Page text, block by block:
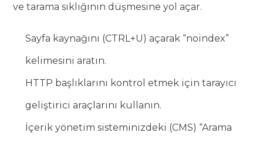
ve tarama sıklığının düşmesine yol açar.
Sayfa kaynağını (CTRL+U) açarak “noindex”
kelimesini aratın.
HTTP başlıklarını kontrol etmek için tarayıcı
geliştirici araçlarını kullanın.
İçerik yönetim sisteminizdeki (CMS) “Arama